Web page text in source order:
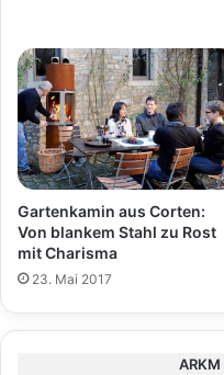
Gartenkamin aus Corten:
Von blankem Stahl zu Rost
mit Charisma
23. Mai 2017